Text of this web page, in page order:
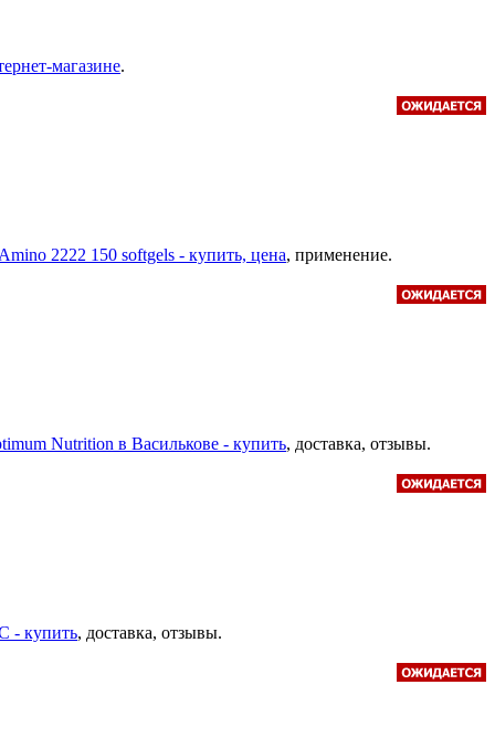
магазине.
2222 150 softgels - купить, цена, применение.
Nutrition в Василькове - купить, доставка, отзывы.
- купить, доставка, отзывы.